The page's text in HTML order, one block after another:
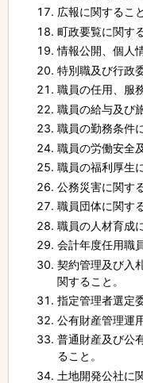
広報に関すること
町政要覧に関す
情報公開、個人
特別職及び行政
職員の任用、服
職員の給与及び
職員の勤務条件
職員の労働安全
職員の福利厚生
公務災害に関す
職員団体に関す
職員の人材育成
会計年度任用職
契約管理及び入
関すること。
指定管理者選定
公有財産管理運
普通財産及び公
ること。
土地開発公社に